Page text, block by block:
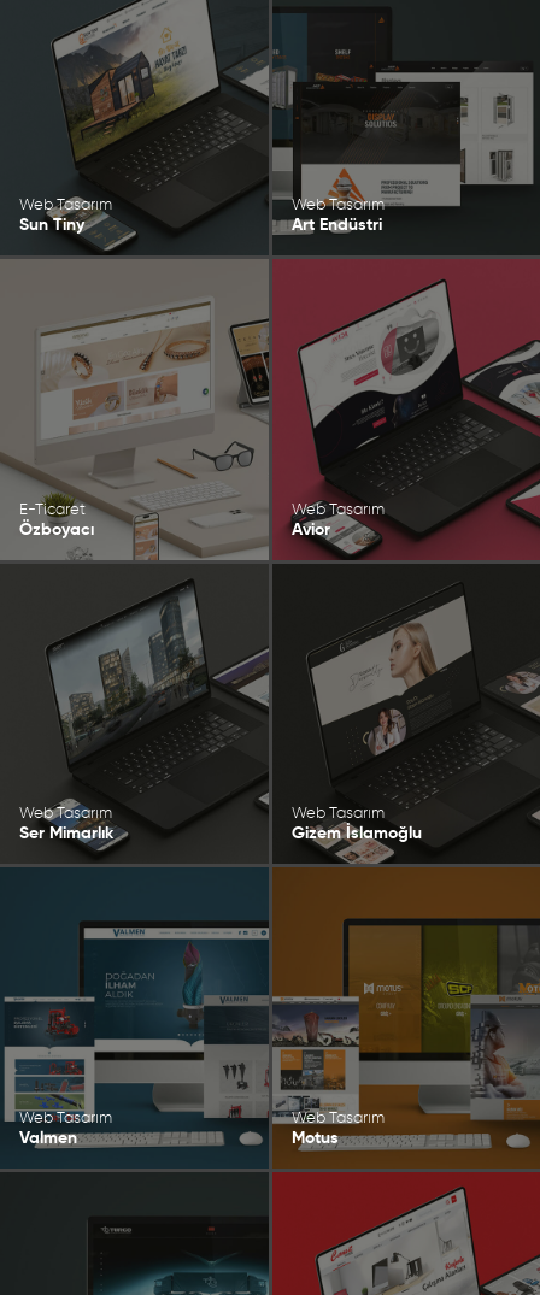
Web Tasarım
Sun Tiny
Web Tasarım
Art Endüstri
E-Ticaret
Özboyacı
Web Tasarım
Avior
Web Tasarım
Ser Mimarlık
Web Tasarım
Gizem İslamoğlu
Web Tasarım
Valmen
Web Tasarım
Motus